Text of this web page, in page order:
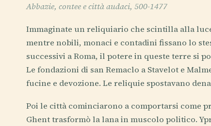
Abbazie, contee e città audaci, 500-1477
Immaginate un reliquiario che scintilla alla
mentre nobili, monaci e contadini fissano lo
successivi a Roma, il potere in queste terre si
Le fondazioni di san Remaclo a Stavelot e
fucine e devozione. Le reliquie spostavano
Poi le città cominciarono a comportarsi come
Ghent trasformò la lana in muscolo politico.